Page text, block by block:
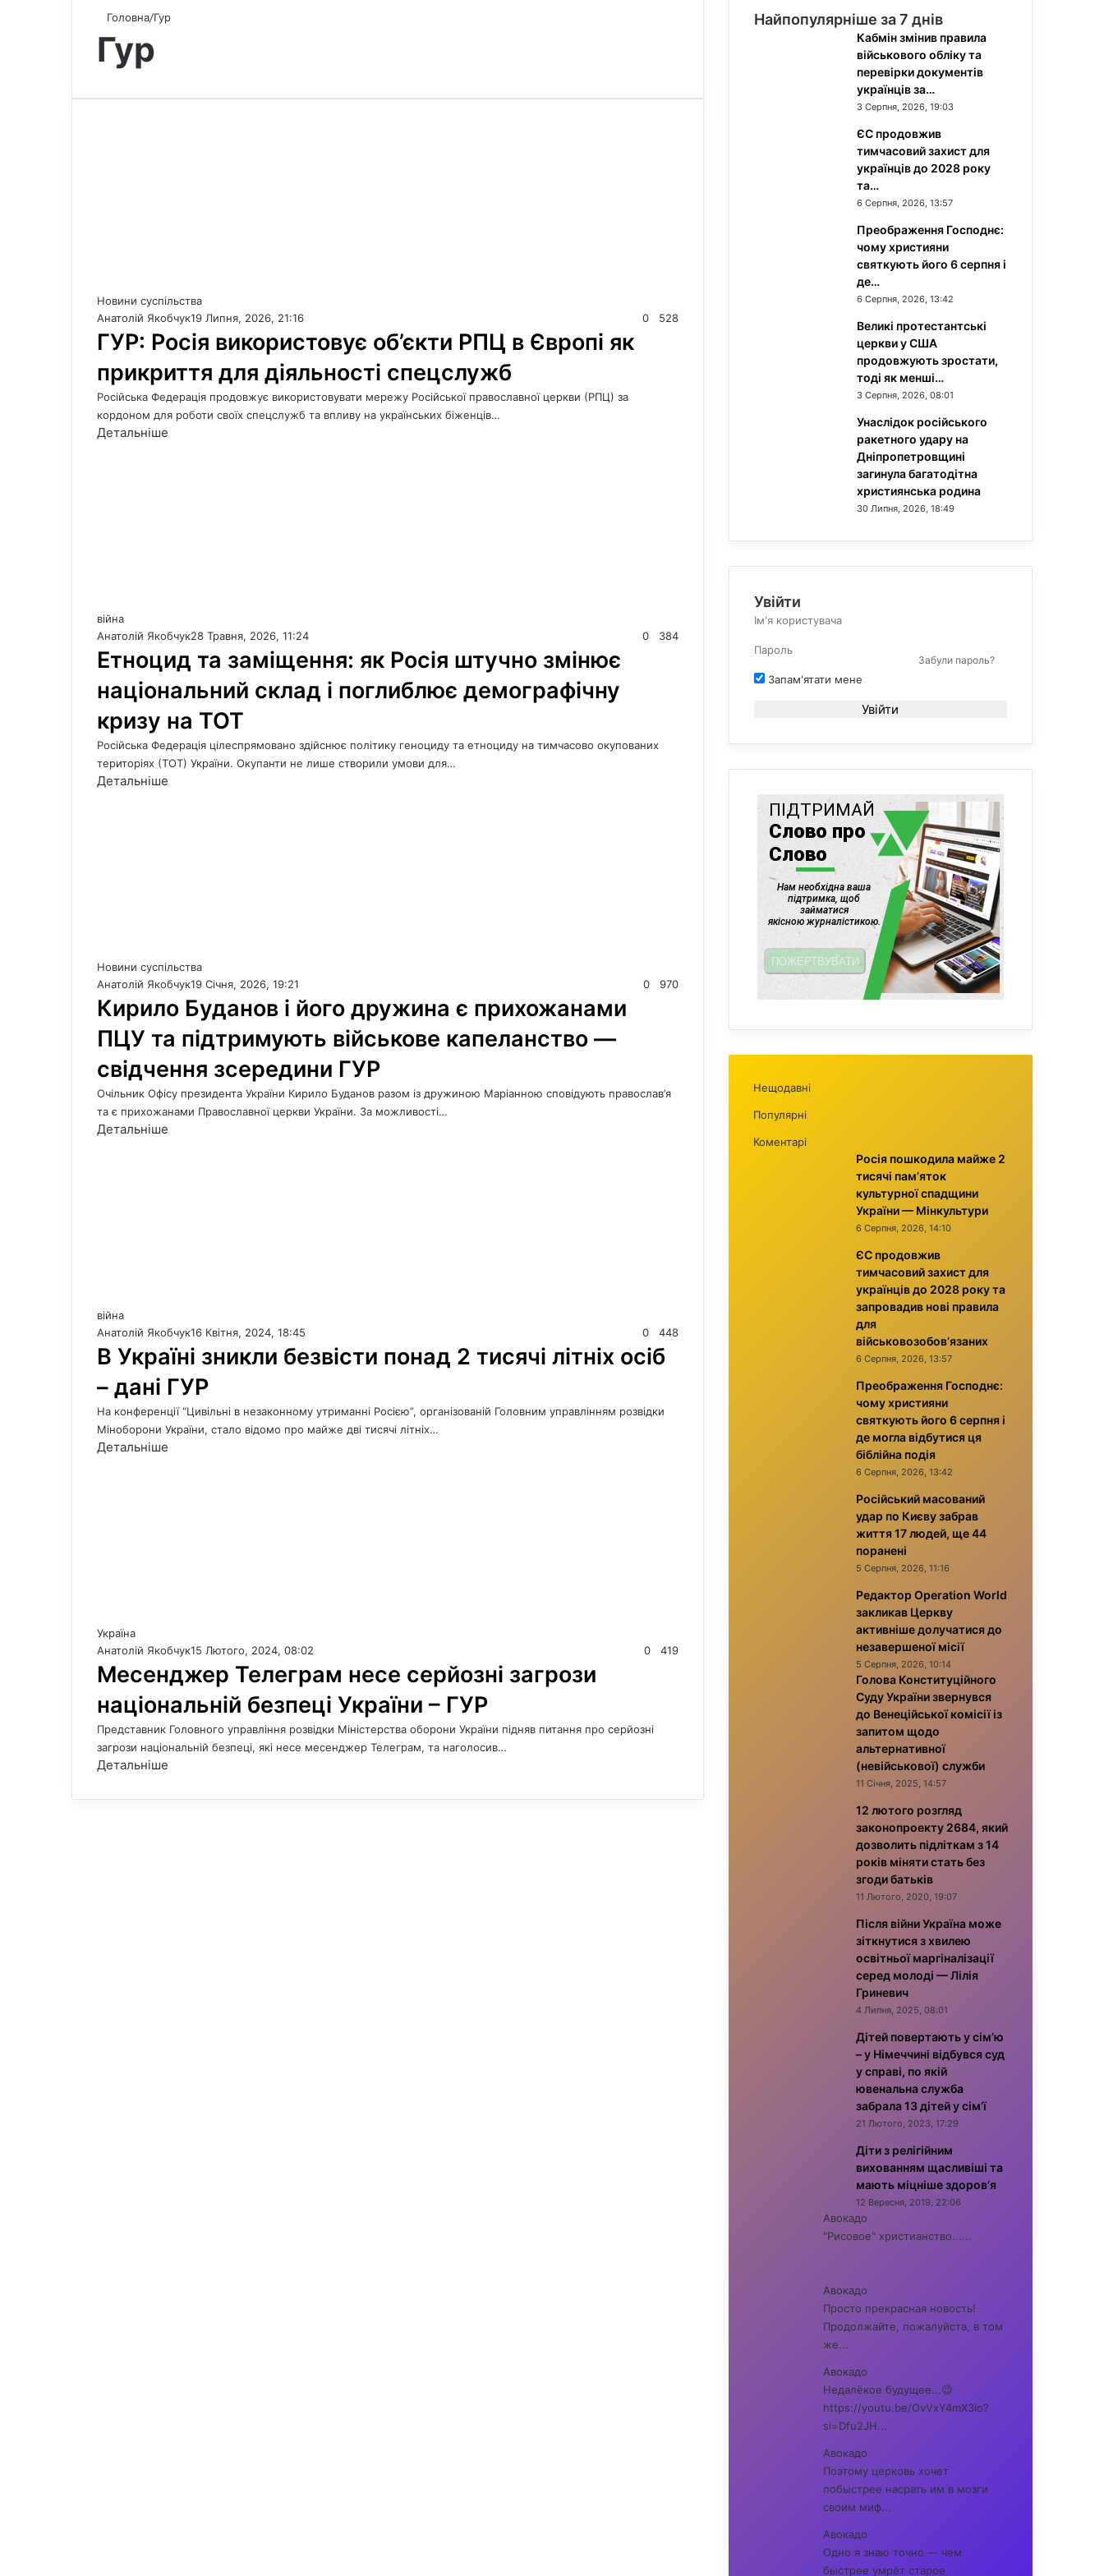
Головна/Гур
Гур
Новини суспільства
Анатолій Якобчук19 Липня, 2026, 21:16 0 528
ГУР: Росія використовує об’єкти РПЦ в Європі як
прикриття для діяльності спецслужб
Російська Федерація продовжує використовувати мережу Російської православної церкви (РПЦ) за
кордоном для роботи своїх спецслужб та впливу на українських біженців…
Детальніше
війна
Анатолій Якобчук28 Травня, 2026, 11:24 0 384
Етноцид та заміщення: як Росія штучно змінює
національний склад і поглиблює демографічну
кризу на ТОТ
Російська Федерація цілеспрямовано здійснює політику геноциду та етноциду на тимчасово окупованих
територіях (ТОТ) України. Окупанти не лише створили умови для…
Детальніше
Новини суспільства
Анатолій Якобчук19 Січня, 2026, 19:21 0 970
Кирило Буданов і його дружина є прихожанами
ПЦУ та підтримують військове капеланство —
свідчення зсередини ГУР
Очільник Офісу президента України Кирило Буданов разом із дружиною Маріанною сповідують православ’я
та є прихожанами Православної церкви України. За можливості…
Детальніше
війна
Анатолій Якобчук16 Квітня, 2024, 18:45 0 448
В Україні зникли безвісти понад 2 тисячі літніх осіб
– дані ГУР
На конференції “Цивільні в незаконному утриманні Росією”, організованій Головним управлінням розвідки
Міноборони України, стало відомо про майже дві тисячі літніх…
Детальніше
Україна
Анатолій Якобчук15 Лютого, 2024, 08:02 0 419
Месенджер Телеграм несе серйозні загрози
національній безпеці України – ГУР
Представник Головного управління розвідки Міністерства оборони України підняв питання про серйозні
загрози національній безпеці, які несе месенджер Телеграм, та наголосив…
Детальніше
Найпопулярніше за 7 днів
Кабмін змінив правила
військового обліку та
перевірки документів
українців за…
3 Серпня, 2026, 19:03
ЄС продовжив
тимчасовий захист для
українців до 2028 року
та…
6 Серпня, 2026, 13:57
Преображення Господнє:
чому християни
святкують його 6 серпня і
де…
6 Серпня, 2026, 13:42
Великі протестантські
церкви у США
продовжують зростати,
тоді як менші…
3 Серпня, 2026, 08:01
Унаслідок російського
ракетного удару на
Дніпропетровщині
загинула багатодітна
християнська родина
30 Липня, 2026, 18:49
Увійти
Забули пароль?
Запам'ятати мене
Увійти
Нещодавні
Популярні
Коментарі
Росія пошкодила майже 2
тисячі пам’яток
культурної спадщини
України — Мінкультури
6 Серпня, 2026, 14:10
ЄС продовжив
тимчасовий захист для
українців до 2028 року та
запровадив нові правила
для
військовозобов’язаних
6 Серпня, 2026, 13:57
Преображення Господнє:
чому християни
святкують його 6 серпня і
де могла відбутися ця
біблійна подія
6 Серпня, 2026, 13:42
Російський масований
удар по Києву забрав
життя 17 людей, ще 44
поранені
5 Серпня, 2026, 11:16
Редактор Operation World
закликав Церкву
активніше долучатися до
незавершеної місії
5 Серпня, 2026, 10:14
Голова Конституційного
Суду України звернувся
до Венеційської комісії із
запитом щодо
альтернативної
(невійськової) служби
11 Січня, 2025, 14:57
12 лютого розгляд
законопроекту 2684, який
дозволить підліткам з 14
років міняти стать без
згоди батьків
11 Лютого, 2020, 19:07
Після війни Україна може
зіткнутися з хвилею
освітньої маргіналізації
серед молоді — Лілія
Гриневич
4 Липня, 2025, 08:01
Дітей повертають у сім’ю
– у Німеччині відбувся суд
у справі, по якій
ювенальна служба
забрала 13 дітей у сім’ї
21 Лютого, 2023, 17:29
Діти з релігійним
вихованням щасливіші та
мають міцніше здоров’я
12 Вересня, 2019, 22:06
Авокадо
"Рисовое" христианство......
Авокадо
Просто прекрасная новость!
Продолжайте, пожалуйста, в том
же...
Авокадо
Недалёкое будущее...😉
https://youtu.be/OvVxY4mX3io?
si=Dfu2JH...
Авокадо
Поэтому церковь хочет
побыстрее насрать им в мозги
своим миф...
Авокадо
Одно я знаю точно — чем
быстрее умрёт старое